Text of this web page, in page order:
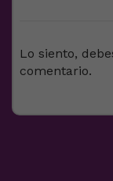
Lo siento,
comentario.